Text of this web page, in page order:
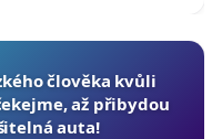
člověka kvůli
až přibydou
auta!